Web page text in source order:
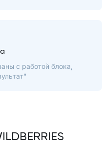
с работой блока,